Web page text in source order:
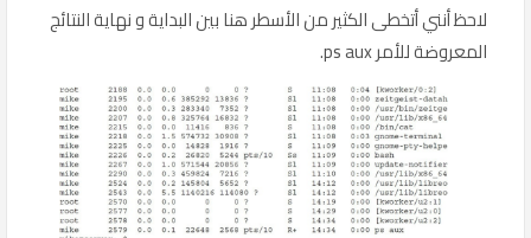
لاحظ أنني أتخطى الكثير من الأسطر هنا بين البداية و نهاية النتائج
المعروضة للأمر ps aux.